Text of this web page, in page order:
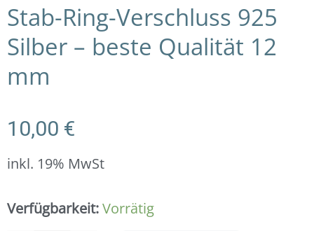
Stab-Ring-Verschluss 925
Silber – beste Qualität 12
mm
10,00 €
inkl. 19% MwSt
Verfügbarkeit:Vorrätig
Stab-